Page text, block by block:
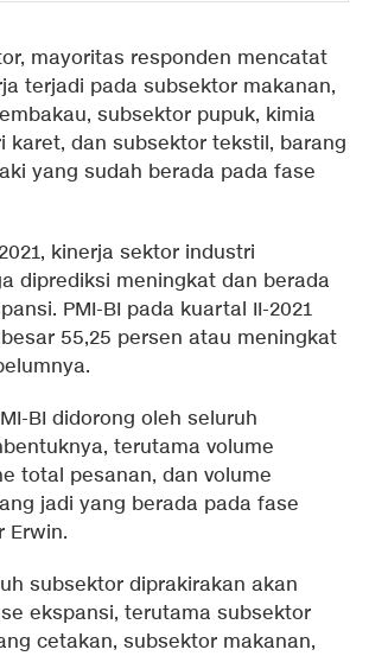
mayoritas responden mencatat
terjadi pada subsektor makanan,
subsektor pupuk, kimia
karet, dan subsektor tekstil, barang
yang sudah berada pada fase
kinerja sektor industri
diprediksi meningkat dan berada
PMI-BI pada kuartal II-2021
55,25 persen atau meningkat
BI didorong oleh seluruh
terutama volume
total pesanan, dan volume
jadi yang berada pada fase
Erwin.
subsektor diprakirakan akan
ekspansi, terutama subsektor
cetakan, subsektor makanan,